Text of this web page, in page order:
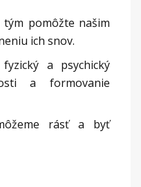
pomôžte našim
ich snov.
a psychický
a formovanie
rásť a byť